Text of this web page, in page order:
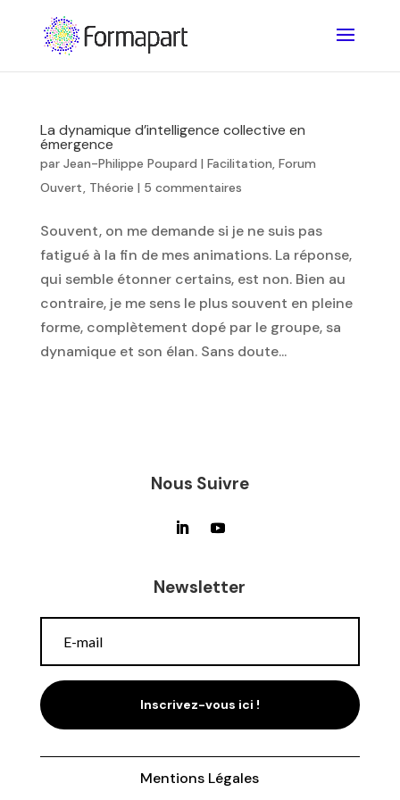
La dynamique d’intelligence collective en
émergence
par Jean-Philippe Poupard | Facilitation, Forum
Ouvert, Théorie | 5 commentaires
Souvent, on me demande si je ne suis pas
fatigué à la fin de mes animations. La réponse,
qui semble étonner certains, est non. Bien au
contraire, je me sens le plus souvent en pleine
forme, complètement dopé par le groupe, sa
dynamique et son élan. Sans doute...
Nous Suivre
Newsletter
Inscrivez-vous ici !
Mentions Légales